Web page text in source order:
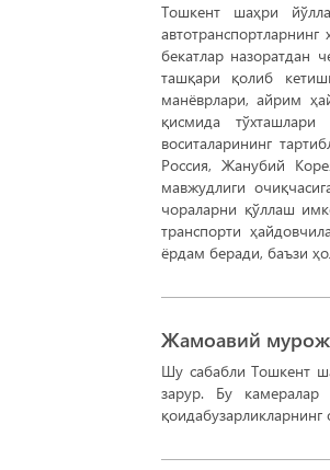
Тошкент шаҳри
бекатлар назоратдан
ташқари қолиб
манёврлари, айрим
қисмида
воситаларининг
Россия, Жанубий
мавжудлиги
чораларни қўллаш
транспорти
ёрдам беради, баъзи
Жамоавий
Шу сабабли Тошкент
зарур. Бу камералар